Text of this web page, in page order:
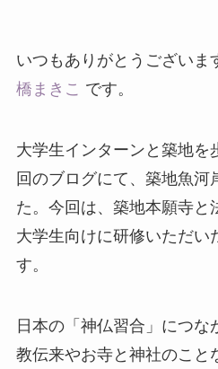
いつもありがとうございま
橋まきこ です。
大学生インターンと築地を
回のブログにて、築地魚河
た。今回は、築地本願寺と
大学生向けに研修いただい
す。
日本の「神仏習合」につな
教伝来やお寺と神社のこと